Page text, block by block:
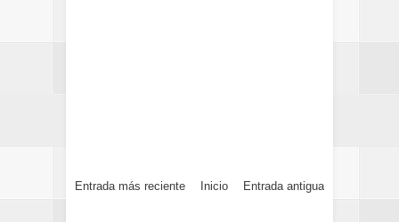
Entrada más reciente Entrada antigua
Inicio